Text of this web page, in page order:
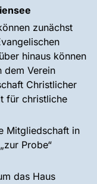
zunächst
hinaus können
dem Verein
Christlicher
für christliche
Mitgliedschaft in
Probe“
das Haus